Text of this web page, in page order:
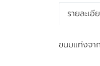
รายละเ
ขนมแท่งจา